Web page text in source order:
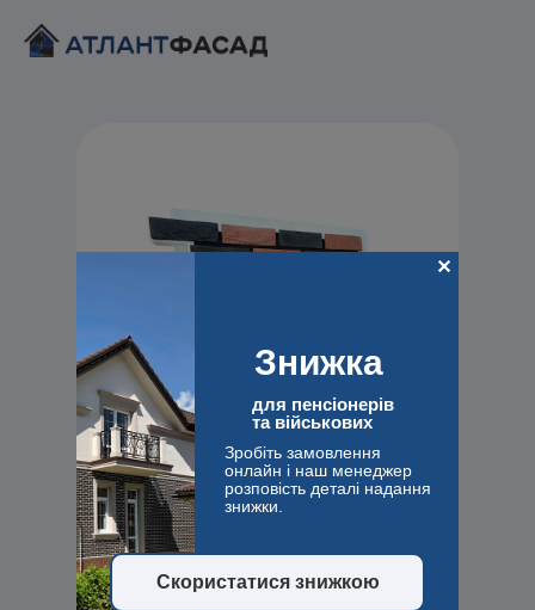
Панель «Вулкан» в
замок
Знижка
для пенсіонерів
та військових
Скористатися знижкою
Зробіть замовлення
онлайн і наш менеджер
розповість деталі надання
знижки.